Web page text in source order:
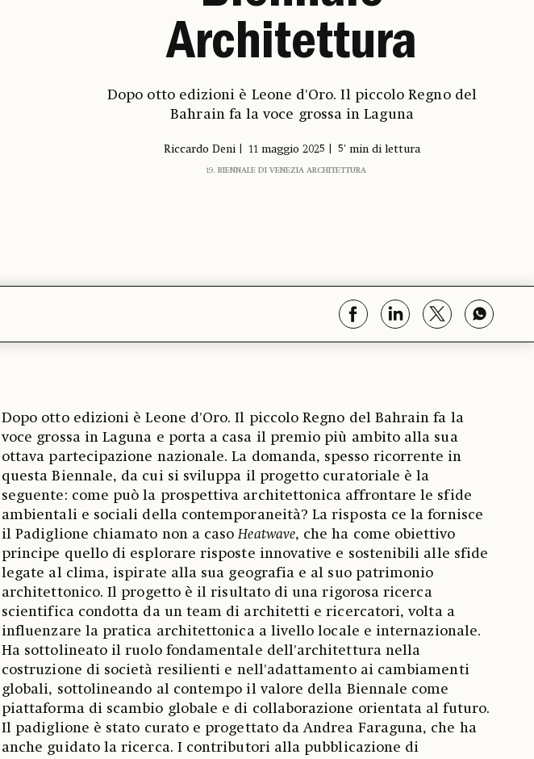
Architettura
Dopo otto edizioni è Leone d'Oro. Il piccolo Regno del
Bahrain fa la voce grossa in Laguna
Riccardo Deni 11 maggio 2025 5' min di lettura
19. BIENNALE DI VENEZIA ARCHITETTURA
Dopo otto edizioni è Leone d'Oro. Il piccolo Regno del Bahrain fa la
voce grossa in Laguna e porta a casa il premio più ambito alla sua
ottava partecipazione nazionale. La domanda, spesso ricorrente in
questa Biennale, da cui si sviluppa il progetto curatoriale è la
seguente: come può la prospettiva architettonica affrontare le sfide
ambientali e sociali della contemporaneità? La risposta ce la fornisce
il Padiglione chiamato non a casoHeatwave, che ha come obiettivo
principe quello di esplorare risposte innovative e sostenibili alle sfide
legate al clima, ispirate alla sua geografia e al suo patrimonio
architettonico. Il progetto è il risultato di una rigorosa ricerca
scientifica condotta da un team di architetti e ricercatori, volta a
influenzare la pratica architettonica a livello locale e internazionale.
Ha sottolineato il ruolo fondamentale dell'architettura nella
costruzione di società resilienti e nell'adattamento ai cambiamenti
globali, sottolineando al contempo il valore della Biennale come
piattaforma di scambio globale e di collaborazione orientata al futuro.
Il padiglione è stato curato e progettato da Andrea Faraguna, che ha
anche guidato la ricerca. I contributori alla pubblicazione di